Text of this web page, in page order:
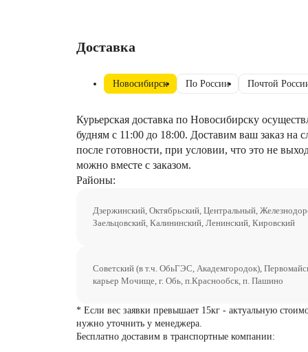
Доставка
Новосибирск По России Почтой
Курьерская доставка по Новосибирску
будням с 11:00 до 18:00. Доставим ваш заказ на
после готовности, при условии, что это не
можно вместе с заказом.
Районы:
Дзержинский, Октябрьский, Центральный,
Заельцовский, Калининский, Ленинский, Кировский
Советский (в т.ч. ОбьГЭС, Академгородок),
карьер Мочище, г. Обь, п.Краснообск, п. Пашино
* Если вес заявки превышает 15кг - актуальную
нужно уточнить у менеджера.
Бесплатно доставим в транспортные компании: